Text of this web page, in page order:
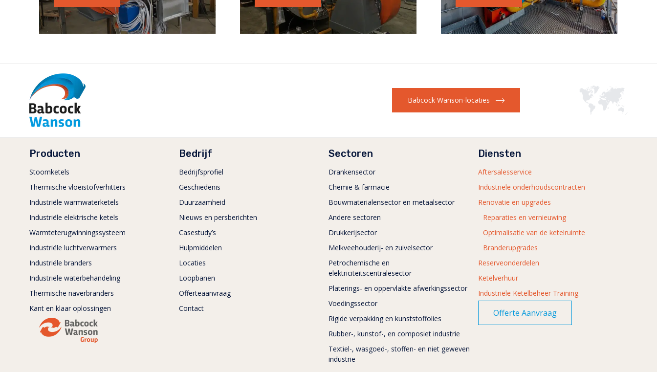
Babcock Wanson-locaties
Producten
Stoomketels
Thermische vloeistofverhitters
Industriële warmwaterketels
Industriële elektrische ketels
Warmteterugwinningssysteem
Industriële luchtverwarmers
Industriële branders
Industriële waterbehandeling
Thermische naverbranders
Kant en klaar oplossingen
Bedrijf
Bedrijfsprofiel
Geschiedenis
Duurzaamheid
Nieuws en persberichten
Casestudy’s
Hulpmiddelen
Locaties
Loopbanen
Offerteaanvraag
Contact
Sectoren
Drankensector
Chemie & farmacie
Bouwmaterialensector en metaalsector
Andere sectoren
Drukkerijsector
Melkveehouderij- en zuivelsector
Petrochemische en
elektriciteitscentralesector
Platerings- en oppervlakte afwerkingssector
Voedingssector
Rigide verpakking en kunststoffolies
Rubber-, kunstof-, en composiet industrie
Textiel-, wasgoed-, stoffen- en niet geweven
industrie
Diensten
Aftersalesservice
Industriële onderhoudscontracten
Renovatie en upgrades
Reparaties en vernieuwing
Optimalisatie van de ketelruimte
Branderupgrades
Reserveonderdelen
Ketelverhuur
Industriële Ketelbeheer Training
Offerte Aanvraag